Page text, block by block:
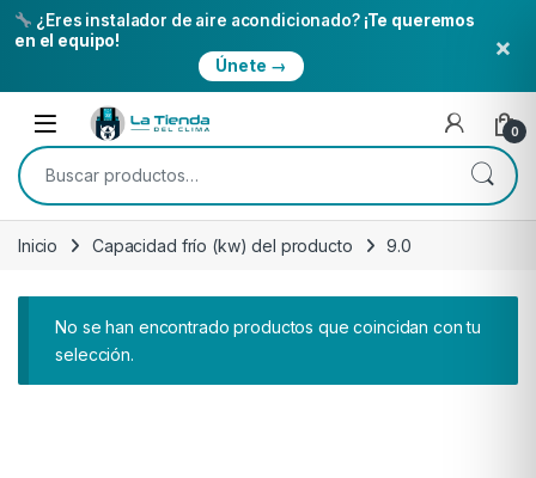
¿Eres instalador de aire acondicionado? ¡Te queremos
en el equipo!
Únete →
×
Skip to navigation
Skip to content
Open 0
Buscar por:
Inicio Capacidad frí­o (kw) del producto 9.0
No se han encontrado productos que coincidan con tu
selección.